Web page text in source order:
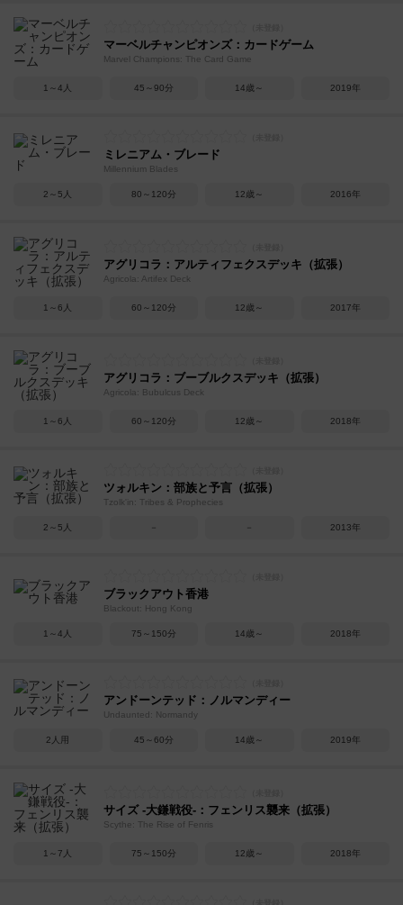
マーベルチャンピオンズ：カードゲーム
Marvel Champions: The Card Game
1～4人 45～90分 14歳～ 2019年
ミレニアム・ブレード
Millennium Blades
2～5人 80～120分 12歳～ 2016年
アグリコラ：アルティフェクスデッキ（拡張）
Agricola: Artifex Deck
1～6人 60～120分 12歳～ 2017年
アグリコラ：ブーブルクスデッキ（拡張）
Agricola: Bubulcus Deck
1～6人 60～120分 12歳～ 2018年
ツォルキン：部族と予言（拡張）
Tzolk'in: Tribes & Prophecies
2～5人 － － 2013年
ブラックアウト香港
Blackout: Hong Kong
1～4人 75～150分 14歳～ 2018年
アンドーンテッド：ノルマンディー
Undaunted: Normandy
2人用 45～60分 14歳～ 2019年
サイズ -大鎌戦役-：フェンリス襲来（拡張）
Scythe: The Rise of Fenris
1～7人 75～150分 12歳～ 2018年